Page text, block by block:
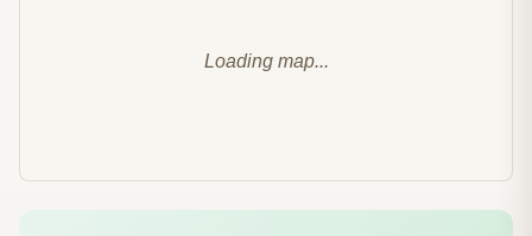
Loading map...